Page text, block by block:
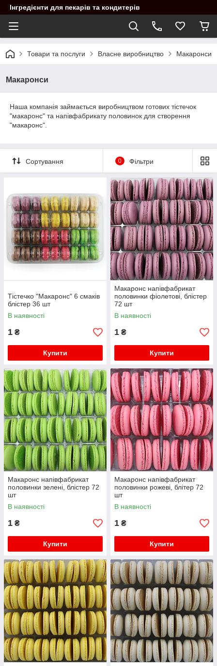
Інгредієнти для пекарів та кондитерів
Товари та послуги Власне виробництво Макаронси
Макаронси
Наша компанія займається виробництвом готових тістечок
"макаронс" та напівфабрикату половинок для створення
"макаронс".
Сортування 0 Фільтри
Тістечко "Макаронс" 6 смаків
блістер 36 шт
В наявності
1 ₴
Купити
Макаронс напівфабрикат
половинки фіолетові, блістер
72 шт
В наявності
1 ₴
Купити
Макаронс напівфабрикат
половинки зелені, блістер 72
шт
В наявності
1 ₴
Купити
Макаронс напівфабрикат
половинки рожеві, блітер 72
шт
В наявності
1 ₴
Купити